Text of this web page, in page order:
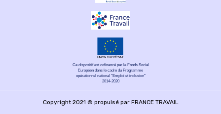
Ce dispositif est cofinancé par le Fonds Social
Européen dans le cadre du Programme
opérationnel national "Emploi et inclusion"
2014-2020
Copyright 2021 © propulsé par FRANCE TRAVAIL